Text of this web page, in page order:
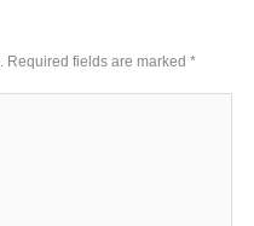
Required fields are marked*